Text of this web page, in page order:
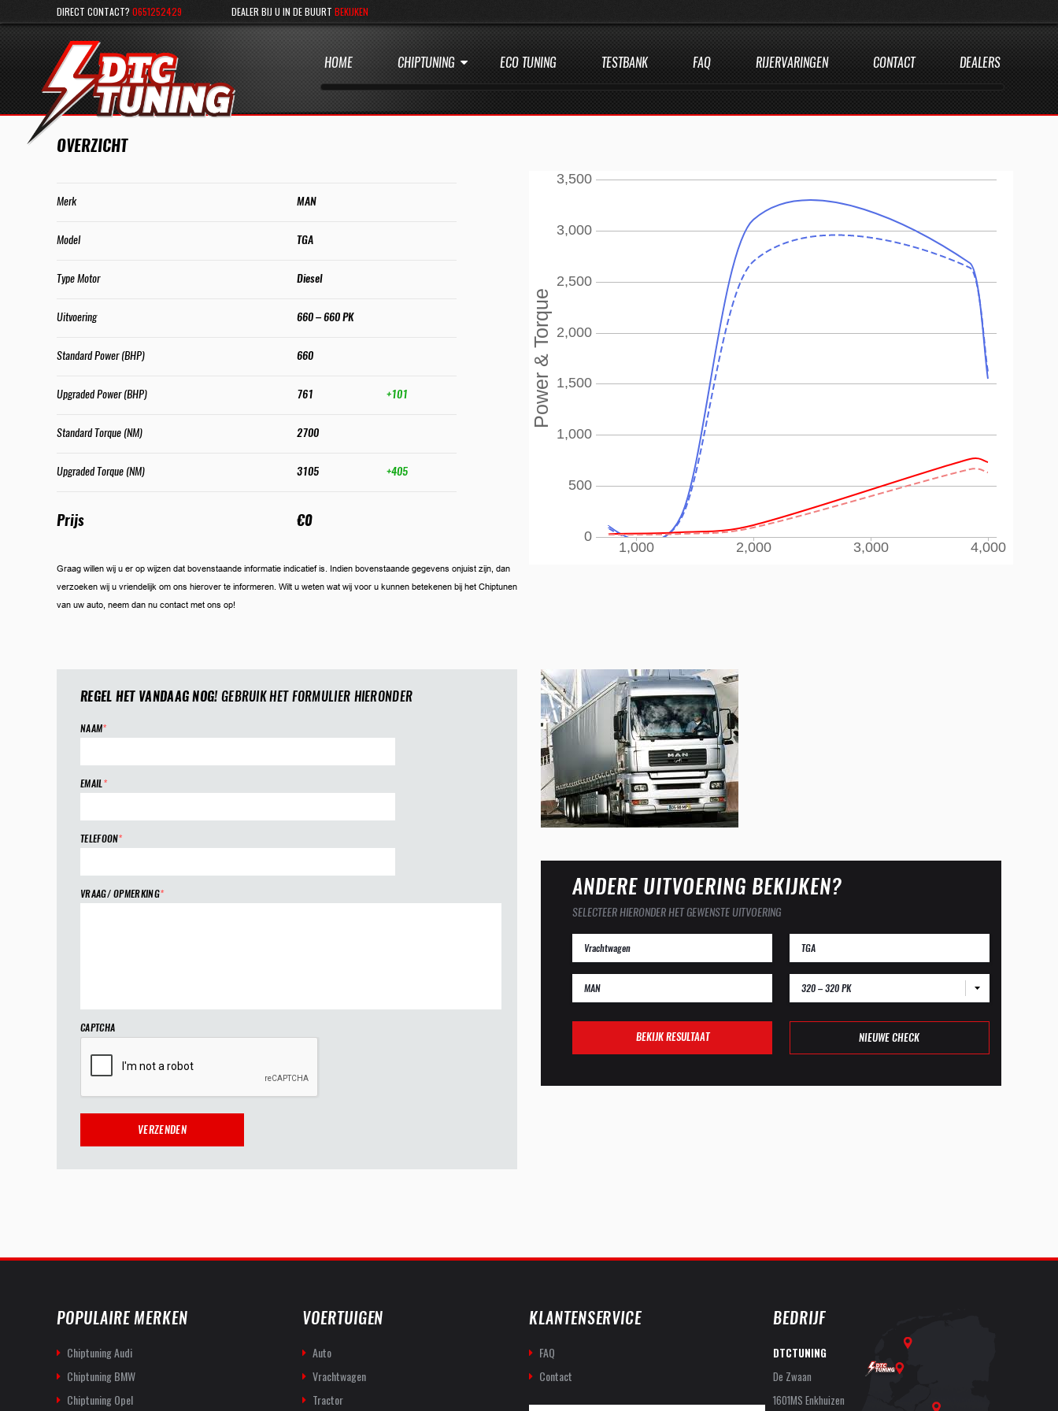
DIRECT CONTACT? 0651252429 DEALER BIJ U IN DE BUURT BEKIJKEN
HOME CHIPTUNING ECO TUNING TESTBANK FAQ RIJERVARINGEN CONTACT DEALERS
OVERZICHT
Merk MAN
Model TGA
Type Motor Diesel
Uitvoering 660 – 660 PK
Standard Power (BHP) 660
Upgraded Power (BHP) 761 +101
Standard Torque (NM) 2700
Upgraded Torque (NM) 3105 +405
Prijs €0
Graag willen wij u er op wijzen dat bovenstaande informatie indicatief is. Indien bovenstaande gegevens onjuist zijn, dan
verzoeken wij u vriendelijk om ons hierover te informeren. Wilt u weten wat wij voor u kunnen betekenen bij het Chiptunen
van uw auto, neem dan nu contact met ons op!
REGEL HET VANDAAG NOG!GEBRUIK HET FORMULIER HIERONDER
NAAM*
EMAIL*
TELEFOON*
VRAAG/ OPMERKING*
CAPTCHA
ANDERE UITVOERING BEKIJKEN?
SELECTEER HIERONDER HET GEWENSTE UITVOERING
320 – 320 PK
BEKIJK RESULTAAT NIEUWE CHECK
POPULAIRE MERKEN
Chiptuning Audi
Chiptuning BMW
Chiptuning Opel
VOERTUIGEN
Auto
Vrachtwagen
Tractor
KLANTENSERVICE
FAQ
Contact
BEDRIJF
DTCTUNING
De Zwaan
1601MS Enkhuizen